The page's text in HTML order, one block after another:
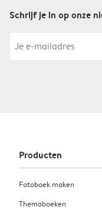
Schrijf je in op onze
Producten
Fotoboek maken
Themaboeken